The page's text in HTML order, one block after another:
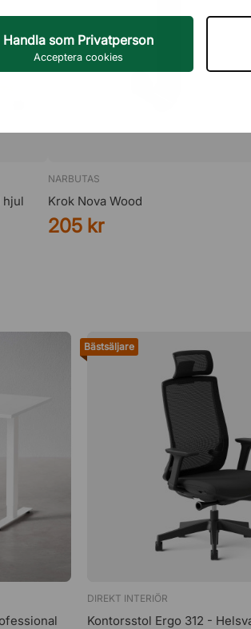
Handla som Privatperson
Acceptera cookies
hjul
NARBUTAS
Krok Nova Wood
205 kr
Bästsäljare
DIREKT INTERIÖR
Kontorsstol Ergo 312 -